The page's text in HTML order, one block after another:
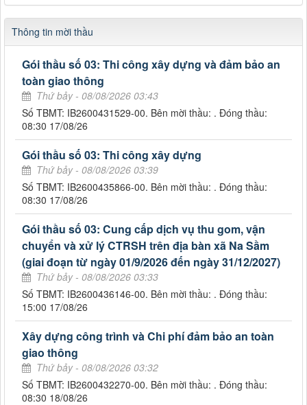
Thông tin mời thầu
Gói thầu số 03: Thi công xây dựng và đảm bảo an
toàn giao thông
Thứ bảy - 08/08/2026 03:43
Số TBMT: IB2600431529-00. Bên mời thầu: . Đóng thầu:
08:30 17/08/26
Gói thầu số 03: Thi công xây dựng
Thứ bảy - 08/08/2026 03:39
Số TBMT: IB2600435866-00. Bên mời thầu: . Đóng thầu:
08:30 17/08/26
Gói thầu số 03: Cung cấp dịch vụ thu gom, vận
chuyển và xử lý CTRSH trên địa bàn xã Na Sầm
(giai đoạn từ ngày 01/9/2026 đến ngày 31/12/2027)
Thứ bảy - 08/08/2026 03:33
Số TBMT: IB2600436146-00. Bên mời thầu: . Đóng thầu:
15:00 17/08/26
Xây dựng công trình và Chi phí đảm bảo an toàn
giao thông
Thứ bảy - 08/08/2026 03:32
Số TBMT: IB2600432270-00. Bên mời thầu: . Đóng thầu:
08:30 18/08/26